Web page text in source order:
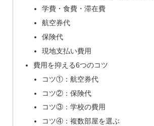
学費・食費・滞在費
航空券代
保険代
現地支払い費用
費用を抑える6つのコツ
コツ①：航空券代
コツ②：保険代
コツ③：学校の費用
コツ④：複数部屋を選ぶ